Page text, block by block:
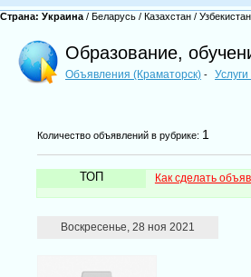
Страна: Украина / Беларусь / Казахстан / Узбекистан
Образование,
Объявления (Краматорск) - Услуги
Количество объявлений в рубрике: 1
ТОП Как сделать
Воскресенье, 28 ноя 2021